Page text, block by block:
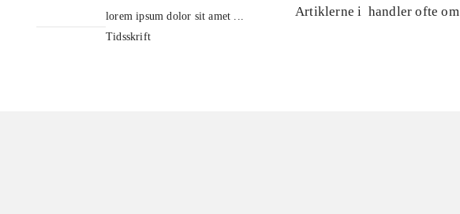
lorem ipsum dolor sit amet ...
Tidsskrift
Artiklerne i handler ofte om